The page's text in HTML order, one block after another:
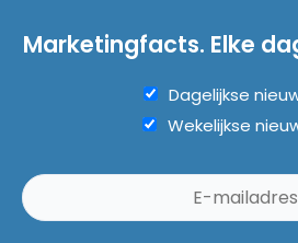
Marketingfacts. Elke
Dagelijkse
Wekelijkse